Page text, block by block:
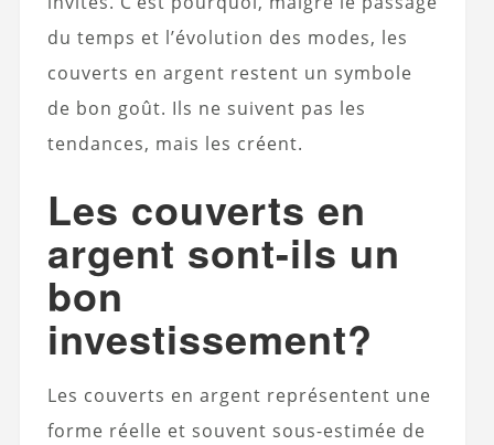
du temps et l’évolution des modes, les
couverts en argent restent un symbole
de bon goût. Ils ne suivent pas les
tendances, mais les créent.
Les couverts en
argent sont-ils un
bon
investissement?
Les couverts en argent représentent une
forme réelle et souvent sous-estimée de